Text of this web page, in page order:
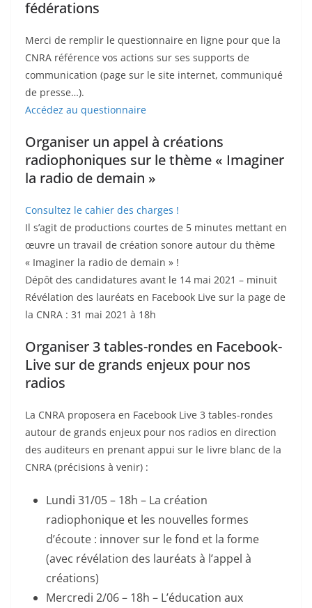
fédérations
Merci de remplir le questionnaire en ligne pour que la
CNRA référence vos actions sur ses supports de
communication (page sur le site internet, communiqué
de presse…).
Accédez au questionnaire
Organiser un appel à créations
radiophoniques sur le thème « Imaginer
la radio de demain »
Consultez le cahier des charges !
Il s’agit de productions courtes de 5 minutes mettant en
œuvre un travail de création sonore autour du thème
« Imaginer la radio de demain » !
Dépôt des candidatures avant le 14 mai 2021 – minuit
Révélation des lauréats en Facebook Live sur la page de
la CNRA : 31 mai 2021 à 18h
Organiser 3 tables-rondes en Facebook-
Live sur de grands enjeux pour nos
radios
La CNRA proposera en Facebook Live 3 tables-rondes
autour de grands enjeux pour nos radios en direction
des auditeurs en prenant appui sur le livre blanc de la
CNRA (précisions à venir) :
Lundi 31/05 – 18h – La création
radiophonique et les nouvelles formes
d’écoute : innover sur le fond et la forme
(avec révélation des lauréats à l’appel à
créations)
Mercredi 2/06 – 18h – L’éducation aux